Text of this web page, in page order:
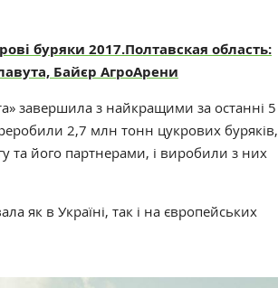
буряки 2017.Полтавская область:
Байєр АгроАрени
завершила з найкращими за останні 5
2,7 млн тонн цукрових буряків,
та його партнерами, і виробили з них
як в Україні, так і на європейських